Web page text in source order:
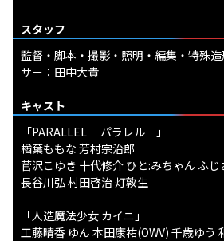
スタッフ
監督・脚本・撮影・照明・編集・特殊
サー：田中大貴
キャスト
「PARALLEL －パラレル－」
楢葉ももな 芳村宗治郎
菅沢こゆき 十代修介 ひと:みちゃん ふ
長谷川弘 村田啓治 灯敦生
「人造魔法少女 カイニ」
工藤晴香 ゆん 本田康祐(OWV) 千歳ゆう